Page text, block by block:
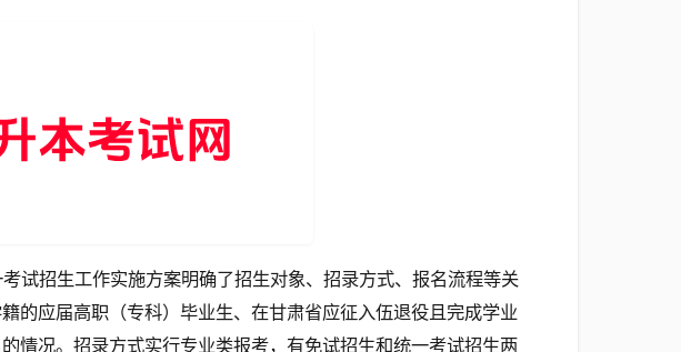
试招生工作实施方案明确了招生对象、招录方式、报名流程等关
的应届高职（专科）毕业生、在甘肃省应征入伍退役且完成学业
情况。招录方式实行专业类报考，有免试招生和统一考试招生两